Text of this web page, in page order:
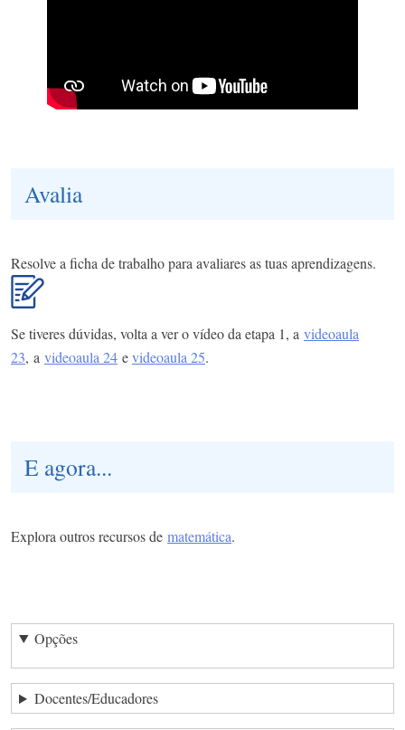
Avalia
Resolve a ficha de trabalho para avaliares as tuas aprendizagens.
Se tiveres dúvidas, volta a ver o vídeo da etapa 1, a videoaula
23, a videoaula 24 evideoaula 25.
E agora...
Explora outros recursos de matemática.
Opções
Docentes/Educadores